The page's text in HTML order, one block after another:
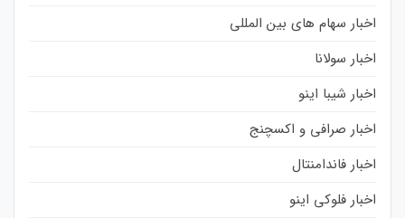
اخبار سهام های بین المللی
اخبار سولانا
اخبار شیبا اینو
اخبار صرافی و اکسچنج
اخبار فاندامنتال
اخبار فلوکی اینو